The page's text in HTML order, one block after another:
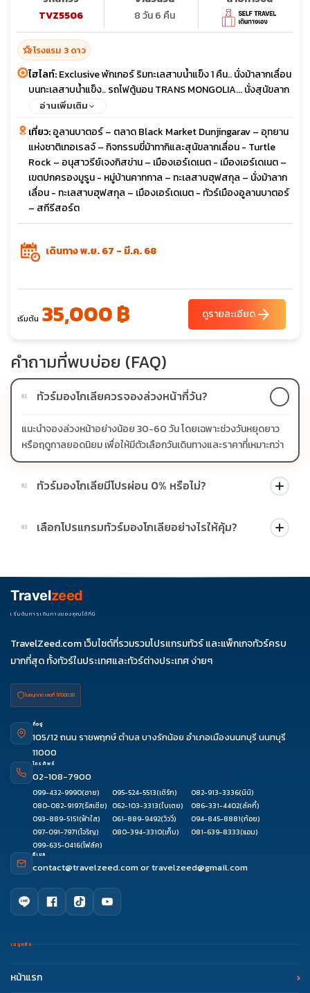
TVZ5506
8 วัน 6 คืน
hotel_classโรงแรม 3 ดาว
ไฮไลท์:Exclusive พักเกอร์ ริมทะเลสาบน้ำแข็ง 1 คืน.. นั่งม้าลากเลื่อน
บนทะเลสาบน้ำแข็ง.. รถไฟตู้นอน TRANS MONGOLIA... นั่งสุนัขลาก
เลื่อน / พักเกอร์ 2 คืน... กิจกรรม ณ สกีรีสอร์ท..
อ่านเพิ่มเติม
เที่ยว:อูลานบาตอร์ – ตลาด Black Market Dunjingarav – อุทยาน
แห่งชาติเทอเรลจ์ – กิจกรรมขี่ม้าทากิและสุนัขลากเลื่อน - Turtle
Rock – อนุสาวรีย์เจงกิสข่าน – เมืองเอร์เดเนต - เมืองเอร์เดเนต –
เขตปกครองมูรูน - หมู่บ้านคาทกาล – ทะเลสาบฮุฟสกุล – นั่งม้าลาก
เลื่อน - ทะเลสาบฮุฟสกุล – เมืองเอร์เดเนต - ทัวร์เมืองอูลานบาตอร์
– สกีรีสอร์ต
เดินทาง พ.ย. 67 - มี.ค. 68
เริ่มต้น 35,000 ฿ ดูรายละเอียดarrow_forward
คำถามที่พบบ่อย (FAQ)
01 ทัวร์มองโกเลียควรจองล่วงหน้ากี่วัน?
แนะนำจองล่วงหน้าอย่างน้อย 30-60 วัน โดยเฉพาะช่วงวันหยุดยาว
หรือฤดูกาลยอดนิยม เพื่อให้มีตัวเลือกวันเดินทางและราคาที่เหมาะกว่า
02 ทัวร์มองโกเลียมีโปรผ่อน 0% หรือไม่?
บางโปรแกรมมีโปรผ่อน 0% หรือโปรโมชั่นบัตรเครดิตตามเงื่อนไขที่
บริษัทกำหนด สามารถดูสัญลักษณ์โปรโมชั่นในรายการทัวร์แต่ละ
03 เลือกโปรแกรมทัวร์มองโกเลียอย่างไรให้คุ้ม?
ช่วงราคา ไม่ควรเทียบจากราคาต่ำสุดเพียงอย่างเดียว
Travelzeed
เริ่มต้นการเดินทางของคุณได้ที่นี่
TravelZeed.com เว็บไซต์ที่รวมรวมโปรแกรมทัวร์ และแพ็กเกจทัวร์ครบ
มากที่สุด ทั้งทัวร์ในประเทศและทัวร์ต่างประเทศ ง่ายๆ
ใบอนุญาต เลขที่ 11/08038
ที่อยู่
105/12 ถนน ราชพฤกษ์ ตำบล บางรักน้อย อำเภอเมืองนนทบุรี นนทบุรี
11000
โทรศัพท์
02-108-7900
099-432-9990(อาย) 095-524-5513(เติร์ก) 082-913-3336(นินิ)
080-082-9197(รัสเซีย) 062-103-3313(ใบเตย) 086-331-4402(ลัคกี้)
093-889-5151(ฟ้าใส) 061-889-9492(วิววี่) 094-845-8881(ก้อย)
097-091-7971(โจริญ) 080-394-3310(เก็บ) 081-639-8333(แอม)
099-635-0416(โฟล์ค)
อีเมล
contact@travelzeed.comortravelzeed@gmail.com
เมนูหลัก
หน้าแรก